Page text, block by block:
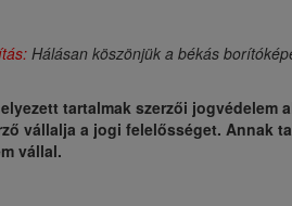
Hálásan köszönjük a békás
tartalmak szerzői jogvédelem
vállalja a jogi felelősséget. Annak
vállal.